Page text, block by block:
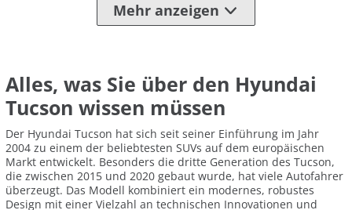
Mehr anzeigen
Alles, was Sie über den Hyundai
Tucson wissen müssen
Der Hyundai Tucson hat sich seit seiner Einführung im Jahr
2004 zu einem der beliebtesten SUVs auf dem europäischen
Markt entwickelt. Besonders die dritte Generation des Tucson,
die zwischen 2015 und 2020 gebaut wurde, hat viele Autofahrer
überzeugt. Das Modell kombiniert ein modernes, robustes
Design mit einer Vielzahl an technischen Innovationen und